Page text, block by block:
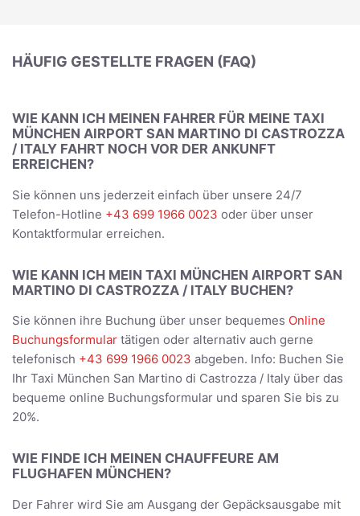
HÄUFIG GESTELLTE FRAGEN (FAQ)
WIE KANN ICH MEINEN FAHRER FÜR MEINE TAXI
MÜNCHEN AIRPORT SAN MARTINO DI CASTROZZA
/ ITALY FAHRT NOCH VOR DER ANKUNFT
ERREICHEN?
Sie können uns jederzeit einfach über unsere 24/7
Telefon-Hotline +43 699 1966 0023 oder über unser
Kontaktformular erreichen.
WIE KANN ICH MEIN TAXI MÜNCHEN AIRPORT SAN
MARTINO DI CASTROZZA / ITALY BUCHEN?
Sie können ihre Buchung über unser bequemes Online
Buchungsformular tätigen oder alternativ auch gerne
telefonisch +43 699 1966 0023 abgeben. Info: Buchen Sie
Ihr Taxi München San Martino di Castrozza / Italy über das
bequeme online Buchungsformular und sparen Sie bis zu
20%.
WIE FINDE ICH MEINEN CHAUFFEURE AM
FLUGHAFEN MÜNCHEN?
Der Fahrer wird Sie am Ausgang der Gepäcksausgabe mit